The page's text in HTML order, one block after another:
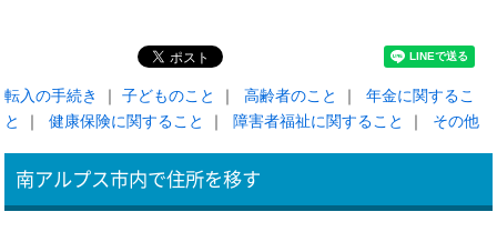
転入の手続き ｜子どものこと ｜高齢者のこと ｜年金に関するこ
と
｜健康保険に関すること ｜ 障害者福祉に関すること ｜ その他
南アルプス市内で住所を移す